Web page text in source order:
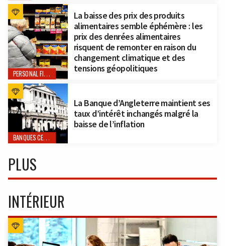
PERSONAL FINANCE
La baisse des prix des produits
alimentaires semble éphémère : les
prix des denrées alimentaires
risquent de remonter en raison du
changement climatique et des
tensions géopolitiques
BANQUES CENTRALES
La Banque d’Angleterre maintient ses
taux d’intérêt inchangés malgré la
baisse de l’inflation
PLUS
INTÉRIEUR